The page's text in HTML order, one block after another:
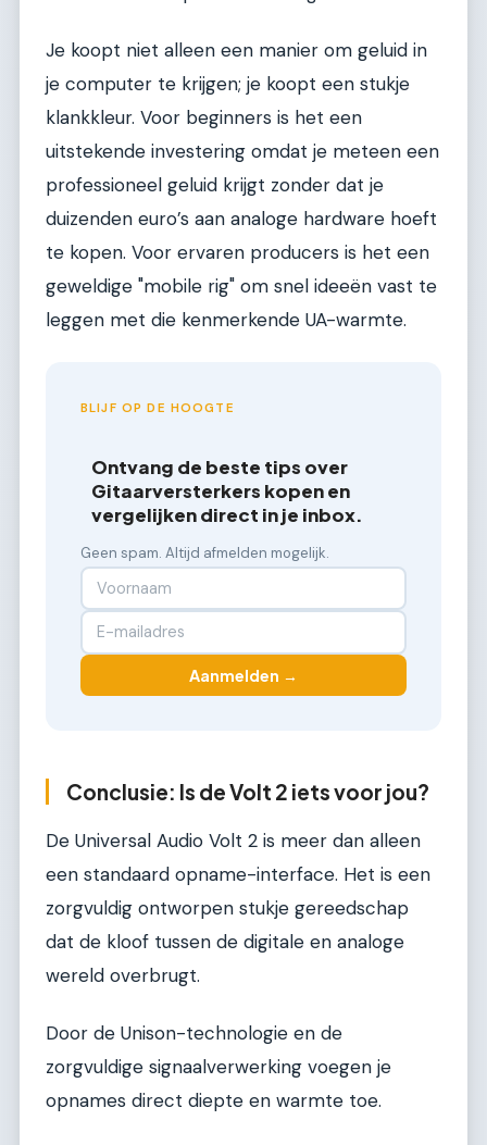
Je koopt niet alleen een manier om geluid in
je computer te krijgen; je koopt een stukje
klankkleur. Voor beginners is het een
uitstekende investering omdat je meteen een
professioneel geluid krijgt zonder dat je
duizenden euro’s aan analoge hardware hoeft
te kopen. Voor ervaren producers is het een
geweldige "mobile rig" om snel ideeën vast te
leggen met die kenmerkende UA-warmte.
BLIJF OP DE HOOGTE
Ontvang de beste tips over
Gitaarversterkers kopen en
vergelijken direct in je inbox.
Geen spam. Altijd afmelden mogelijk.
Aanmelden →
Conclusie: Is de Volt 2 iets voor jou?
De Universal Audio Volt 2 is meer dan alleen
een standaard opname-interface. Het is een
zorgvuldig ontworpen stukje gereedschap
dat de kloof tussen de digitale en analoge
wereld overbrugt.
Door de Unison-technologie en de
zorgvuldige signaalverwerking voegen je
opnames direct diepte en warmte toe.